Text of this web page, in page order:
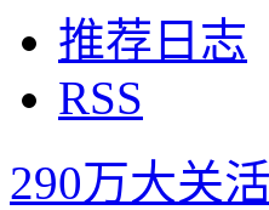
推荐日志
RSS
290万大关